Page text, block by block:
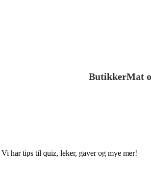
ButikkerMat
har tips til quiz, leker, gaver og mye mer!